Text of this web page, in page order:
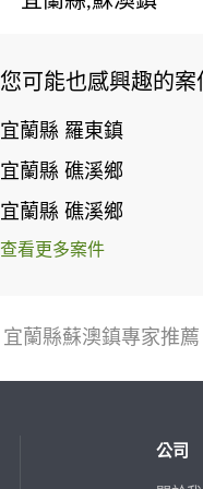
您可能也感興趣的案
宜蘭縣 羅東鎮
宜蘭縣 礁溪鄉
宜蘭縣 礁溪鄉
查看更多案件
宜蘭縣蘇澳鎮專家推薦
公司